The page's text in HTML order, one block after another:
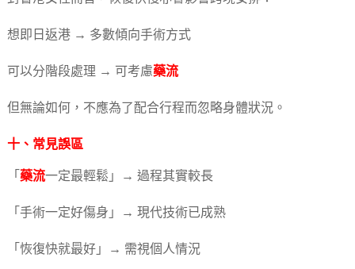
想即日返港 → 多數傾向手術方式
可以分階段處理 → 可考慮藥流
但無論如何，不應為了配合行程而忽略身體狀況。
十、常見誤區
「 藥流一定最輕鬆」→ 過程其實較長
「手術一定好傷身」→ 現代技術已成熟
「恢復快就最好」→ 需視個人情況